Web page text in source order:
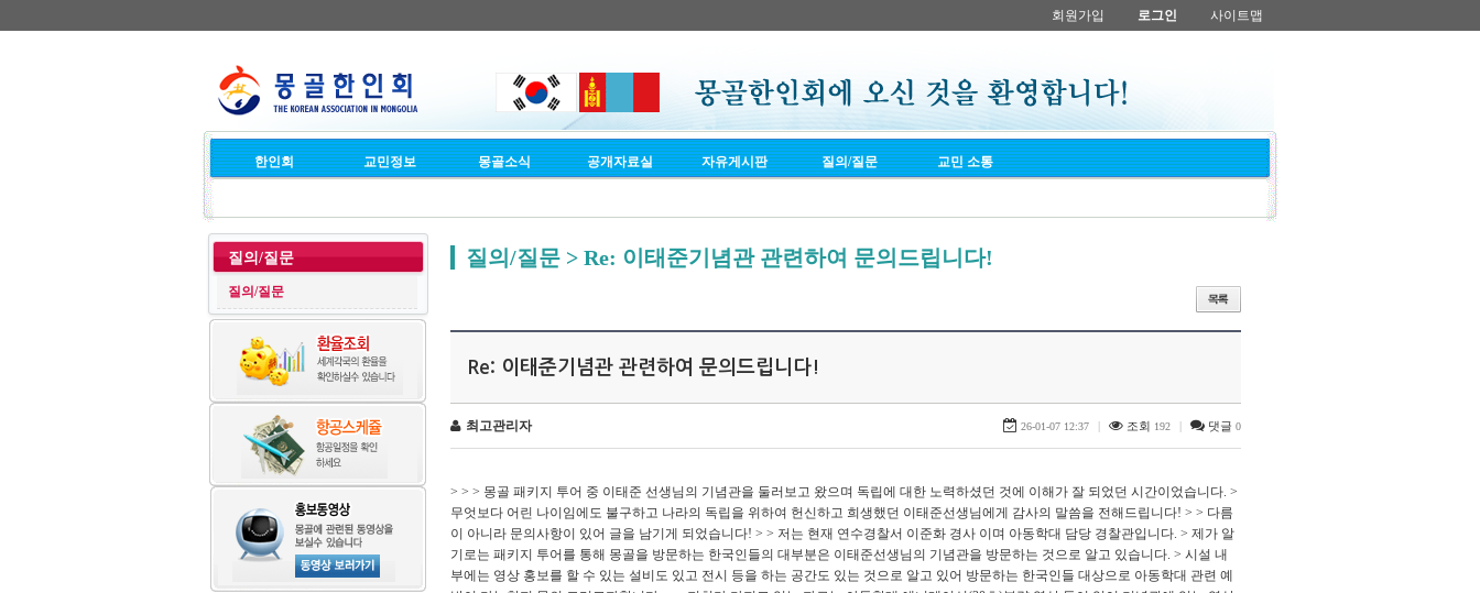
회원가입 로그인 사이트맵
한인회 교민정보 몽골소식 공개자료실 자유게시판 질의/질문 교민 소통
질의/질문
질의/질문
질의/질문 > Re: 이태준기념관 관련하여 문의드립니다!
Re: 이태준기념관 관련하여 문의드립니다!
최고관리자 26-01-07 12:37 | 조회 192 | 댓글 0
> > > 몽골 패키지 투어 중 이태준 선생님의 기념관을 둘러보고 왔으며 독립에 대한 노력하셨던 것에 이해가 잘 되었던 시간이었습니다. >
무엇보다 어린 나이임에도 불구하고 나라의 독립을 위하여 헌신하고 희생했던 이태준선생님에게 감사의 말씀을 전해드립니다! > > 다름
이 아니라 문의사항이 있어 글을 남기게 되었습니다! > > 저는 현재 연수경찰서 이준화 경사 이며 아동학대 담당 경찰관입니다. > 제가 알
기로는 패키지 투어를 통해 몽골을 방문하는 한국인들의 대부분은 이태준선생님의 기념관을 방문하는 것으로 알고 있습니다. > 시설 내
부에는 영상 홍보를 할 수 있는 설비도 있고 전시 등을 하는 공간도 있는 것으로 알고 있어 방문하는 한국인들 대상으로 아동학대 관련 예